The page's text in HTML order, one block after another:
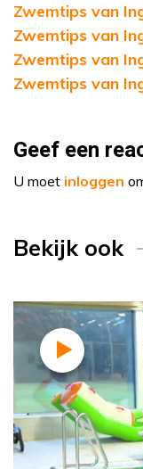
Zwemtips van
Zwemtips van
Zwemtips van
Zwemtips van
Geef een
U moet inloggen
Bekijk ook